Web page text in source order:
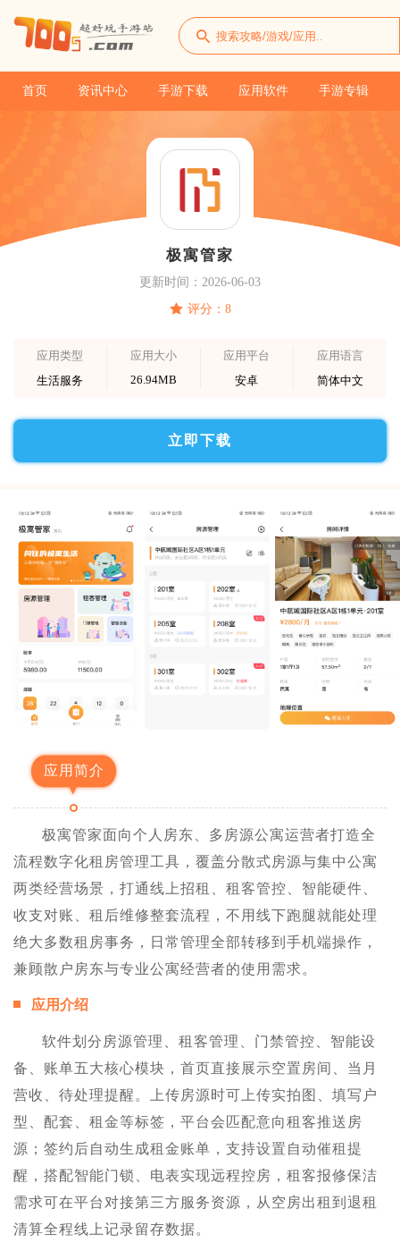
首页 资讯中心 手游下载 应用软件 手游专辑
极寓管家
更新时间：2026-06-03
评分：8
应用类型
生活服务
应用大小
26.94MB
应用平台
安卓
应用语言
简体中文
立即下载
应用简介
极寓管家面向个人房东、多房源公寓运营者打造全
流程数字化租房管理工具，覆盖分散式房源与集中公寓
两类经营场景，打通线上招租、租客管控、智能硬件、
收支对账、租后维修整套流程，不用线下跑腿就能处理
绝大多数租房事务，日常管理全部转移到手机端操作，
兼顾散户房东与专业公寓经营者的使用需求。
应用介绍
软件划分房源管理、租客管理、门禁管控、智能设
备、账单五大核心模块，首页直接展示空置房间、当月
营收、待处理提醒。上传房源时可上传实拍图、填写户
型、配套、租金等标签，平台会匹配意向租客推送房
源；签约后自动生成租金账单，支持设置自动催租提
醒，搭配智能门锁、电表实现远程控房，租客报修保洁
需求可在平台对接第三方服务资源，从空房出租到退租
清算全程线上记录留存数据。